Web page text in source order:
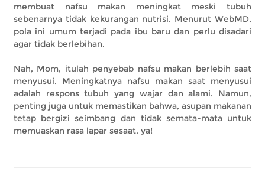
membuat nafsu makan meningkat meski tubuh
sebenarnya tidak kekurangan nutrisi. Menurut WebMD,
pola ini umum terjadi pada ibu baru dan perlu disadari
agar tidak berlebihan.
Nah, Mom, itulah penyebab nafsu makan berlebih saat
menyusui. Meningkatnya nafsu makan saat menyusui
adalah respons tubuh yang wajar dan alami. Namun,
penting juga untuk memastikan bahwa, asupan makanan
tetap bergizi seimbang dan tidak semata-mata untuk
memuaskan rasa lapar sesaat, ya!